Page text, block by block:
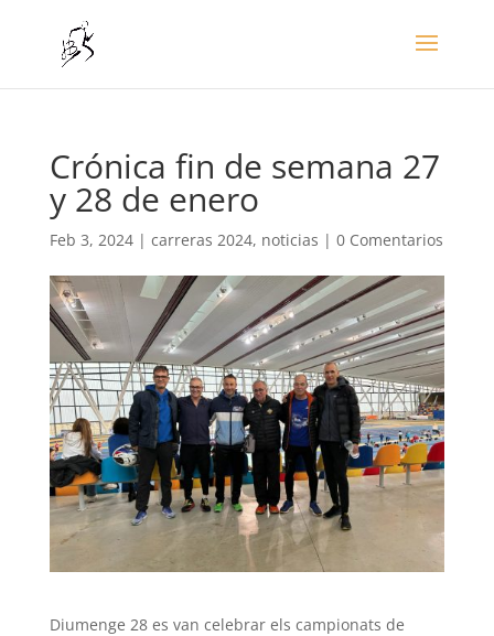
Crónica fin de semana 27
y 28 de enero
Feb 3, 2024| carreras 2024, noticias | 0 Comentarios
Diumenge 28 es van celebrar els campionats de